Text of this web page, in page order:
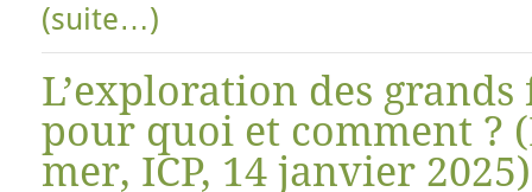
(suite…)
L’exploration des
pour quoi et comment ?
mer, ICP, 14 janvier